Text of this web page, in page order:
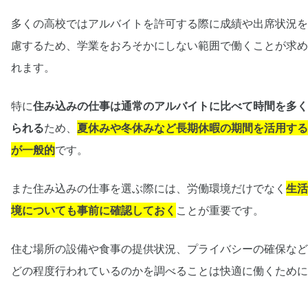
多くの高校ではアルバイトを許可する際に成績や出席状況
慮するため、学業をおろそかにしない範囲で働くことが求
れます。
特に住み込みの仕事は通常のアルバイトに比べて時間を多
られるため、 夏休みや冬休みなど長期休暇の期間を活用す
が一般的です。
また住み込みの仕事を選ぶ際には、労働環境だけでなく 生
境についても事前に確認しておく ことが重要です。
住む場所の設備や食事の提供状況、プライバシーの確保な
どの程度行われているのかを調べることは快適に働くため